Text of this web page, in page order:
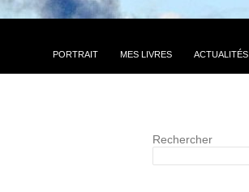
PORTRAIT MES LIVRES
Rechercher